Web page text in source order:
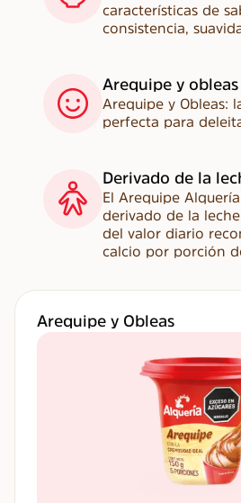
características de
consistencia,
Arequipe y obleas
Arequipe y Obleas:
perfecta para
Derivado de la
El Arequipe
derivado de la
del valor diario
calcio por porción
Arequipe y Obleas